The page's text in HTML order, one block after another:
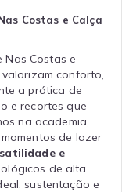
Costas e Calça
Nas Costas e
conforto,
a prática de
e recortes que
na academia,
de lazer
e
de alta
sustentação e